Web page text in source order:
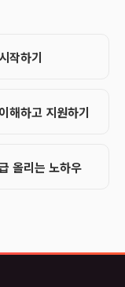
작하기
해하고 지원하기
올리는 노하우